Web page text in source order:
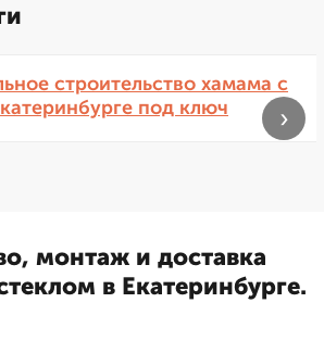
строительство хамама с
под ключ
›
монтаж и доставка
в Екатеринбурге.